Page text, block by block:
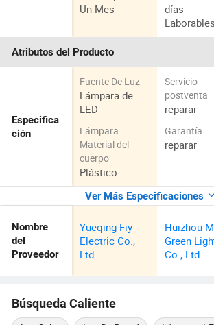
Un Mes
días
Laborables
Atributos del Producto
Especifica
ción
Fuente De Luz
Lámpara de
LED
Lámpara
Material del
cuerpo
Plástico
Servicio
postventa
reparar
Garantía
reparar
Ver Más Especificaciones
Nombre
del
Proveedor
Yueqing Fiy
Electric Co.,
Ltd.
Huizhou
Green
Co., Ltd.
Búsqueda Caliente